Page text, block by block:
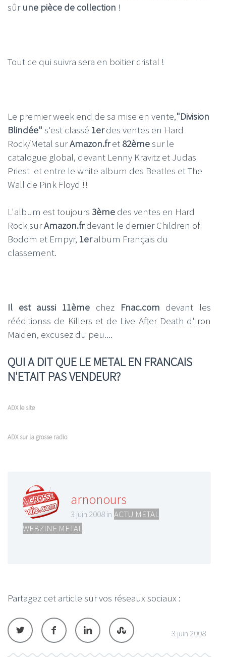
sûrune pièce de collection !
Tout ce qui suivra sera en boitier cristal !
Le premier week end de sa mise en vente,"Division
Blindée" s'est classé 1erdes ventes en Hard
Rock/Metal surAmazon.fret 82èmesur le
catalogue global, devant Lenny Kravitz et Judas
Priest et entre le white album des Beatles et The
Wall de Pink Floyd !!
L'album est toujours 3ème des ventes en Hard
Rock surAmazon.frdevant le dernier Children of
Bodom et Empyr, 1eralbum Français du
classement.
Il est aussi 11ème chez Fnac.com devant les
rééditionss de Killers et de Live After Death d'Iron
Maiden, excusez du peu....
QUI A DIT QUE LE METAL EN FRANCAIS
N'ETAIT PAS VENDEUR?
ADX le site
ADX sur la grosse radio
arnonours
3 juin 2008 in ACTU METAL
WEBZINE METAL
Partagez cet article sur vos réseaux sociaux :
3 juin 2008